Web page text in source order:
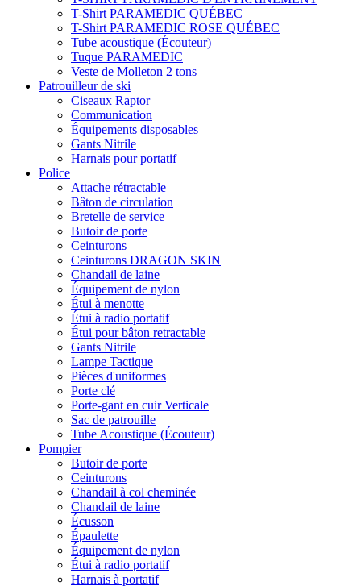
T-Shirt PARAMEDIC QUÉBEC
T-Shirt PARAMEDIC ROSE QUÉBEC
Tube acoustique (Écouteur)
Tuque PARAMEDIC
Veste de Molleton 2 tons
Patrouilleur de ski
Ciseaux Raptor
Communication
Équipements disposables
Gants Nitrile
Harnais pour portatif
Police
Attache rétractable
Bâton de circulation
Bretelle de service
Butoir de porte
Ceinturons
Ceinturons DRAGON SKIN
Chandail de laine
Équipement de nylon
Étui à menotte
Étui à radio portatif
Étui pour bâton retractable
Gants Nitrile
Lampe Tactique
Pièces d'uniformes
Porte clé
Porte-gant en cuir Verticale
Sac de patrouille
Tube Acoustique (Écouteur)
Pompier
Butoir de porte
Ceinturons
Chandail à col cheminée
Chandail de laine
Écusson
Épaulette
Équipement de nylon
Étui à radio portatif
Harnais à portatif